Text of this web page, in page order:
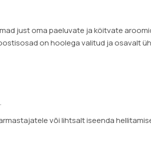
just oma paeluvate ja köitvate
on hoolega valitud ja osavalt
või lihtsalt iseenda